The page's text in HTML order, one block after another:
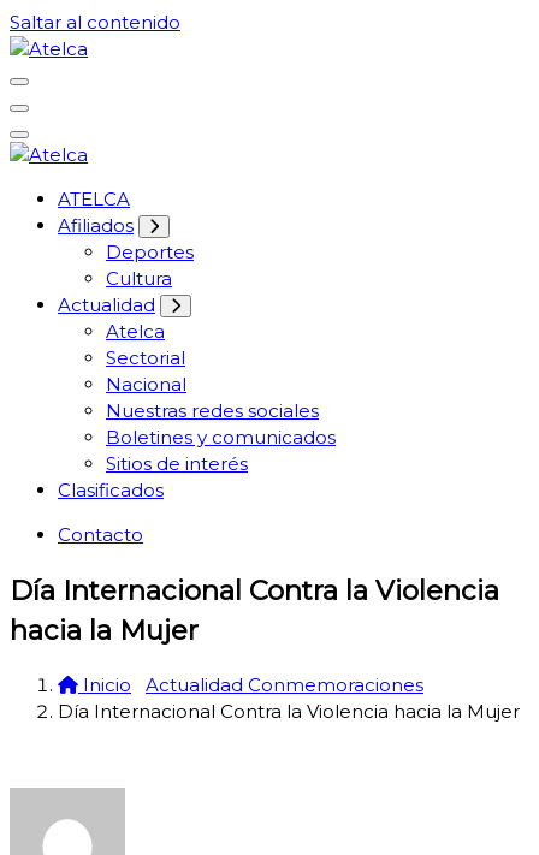
Saltar al contenido
Atelca
61 años Conocimiento, movilización y lucha
Atelca
61 años Conocimiento, movilización y lucha
ATELCA
Afiliados
Deportes
Cultura
Actualidad
Atelca
Sectorial
Nacional
Nuestras redes sociales
Boletines y comunicados
Sitios de interés
Clasificados
Contacto
Día Internacional Contra la Violencia
hacia la Mujer
Inicio
Actualidad Conmemoraciones
Día Internacional Contra la Violencia hacia la Mujer